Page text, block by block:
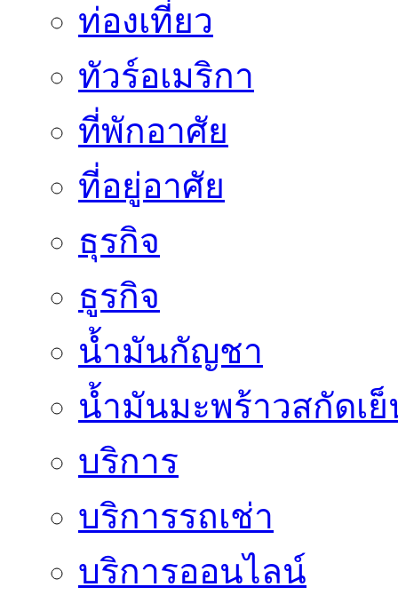
ท่องเที่ยว
ทัวร์อเมริกา
ที่พักอาศัย
ที่อยู่อาศัย
ธุรกิจ
ธูรกิจ
น้ำมันกัญชา
น้ำมันมะพร้าวสกัดเ
บริการ
บริการรถเช่า
บริการออนไลน์